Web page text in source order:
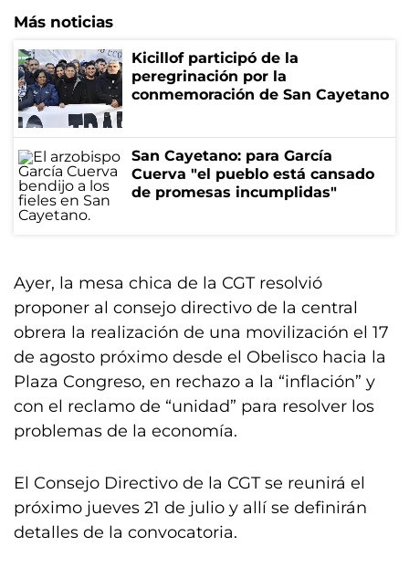
Más noticias
Kicillof participó de la
peregrinación por la
conmemoración de San Cayetano
San Cayetano: para García
Cuerva "el pueblo está cansado
de promesas incumplidas"
Ayer, la mesa chica de la CGT resolvió
proponer al consejo directivo de la central
obrera la realización de una movilización el 17
de agosto próximo desde el Obelisco hacia la
Plaza Congreso, en rechazo a la “inflación” y
con el reclamo de “unidad” para resolver los
problemas de la economía.
El Consejo Directivo de la CGT se reunirá el
próximo jueves 21 de julio y allí se definirán
detalles de la convocatoria.